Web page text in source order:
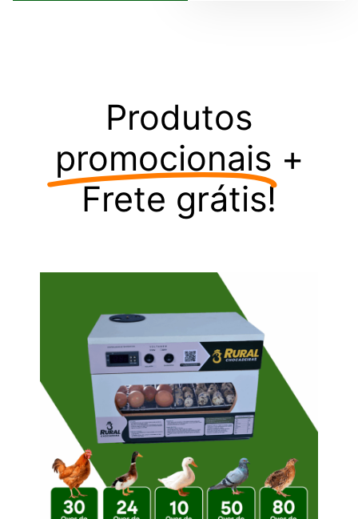
Produtos
promocionais +
Frete grátis!